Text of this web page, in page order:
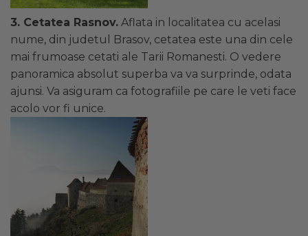
3. Cetatea Rasnov. Aflata in localitatea cu acelasi
nume, din judetul Brasov, cetatea este una din cele
mai frumoase cetati ale Tarii Romanesti. O vedere
panoramica absolut superba va va surprinde, odata
ajunsi. Va asiguram ca fotografiile pe care le veti face
acolo vor fi unice.